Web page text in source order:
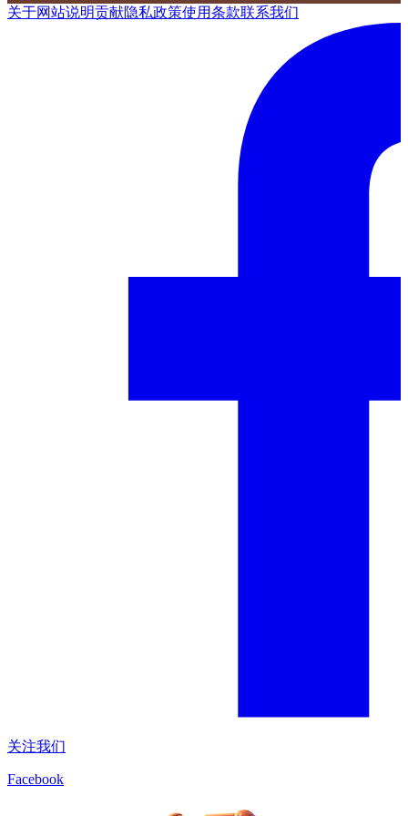
关于网站说明贡献隐私政策使用条款联系我们
关注我们
Facebook